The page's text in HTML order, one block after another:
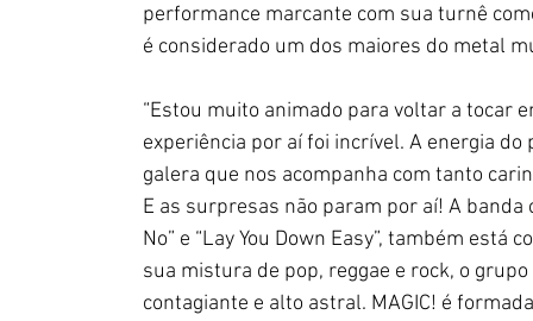
performance marcante com sua turnê
é considerado um dos maiores do metal
“Estou muito animado para voltar a tocar
experiência por aí foi incrível. A energia
galera que nos acompanha com tanto
E as surpresas não param por aí! A banda
No” e “Lay You Down Easy”, também
sua mistura de pop, reggae e rock, o
contagiante e alto astral. MAGIC! é